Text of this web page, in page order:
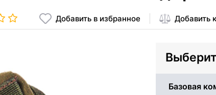
Добавить в избранное Добавить
Базовая